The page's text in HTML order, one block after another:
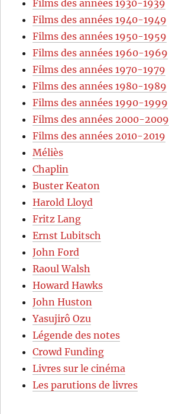
Films des années 1930-1939
Films des années 1940-1949
Films des années 1950-1959
Films des années 1960-1969
Films des années 1970-1979
Films des années 1980-1989
Films des années 1990-1999
Films des années 2000-2009
Films des années 2010-2019
Méliès
Chaplin
Buster Keaton
Harold Lloyd
Fritz Lang
Ernst Lubitsch
John Ford
Raoul Walsh
Howard Hawks
John Huston
Yasujirô Ozu
Légende des notes
Crowd Funding
Livres sur le cinéma
Les parutions de livres